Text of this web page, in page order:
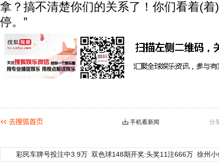
拿？搞不清楚你们的关系了！你们看着(
停。”
分
手机看新闻
彩民车牌号投注中3.9万 双色球148期开奖:头奖11注666万 徐州